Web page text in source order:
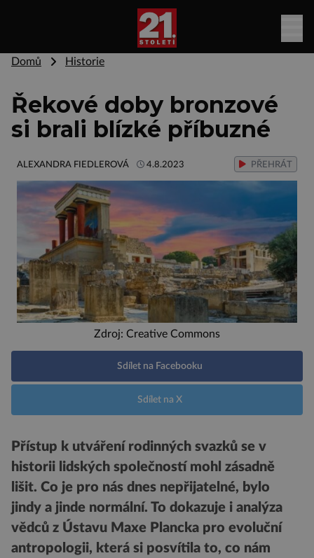
Domů Historie
Řekové doby bronzové
si brali blízké příbuzné
ALEXANDRA FIEDLEROVÁ 4.8.2023 PŘEHRÁT
Zdroj: Creative Commons
Sdílet na Facebooku
Sdílet na X
Přístup k utváření rodinných svazků se v
historii lidských společností mohl zásadně
lišit. Co je pro nás dnes nepřijatelné, bylo
jindy a jinde normální. To dokazuje i analýza
vědců z Ústavu Maxe Plancka pro evoluční
antropologii, která si posvítila to, co nám